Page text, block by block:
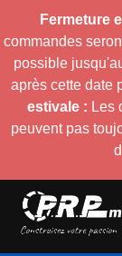
Fermeture
commandes
possible
après cette date
estivale : Les
peuvent pas